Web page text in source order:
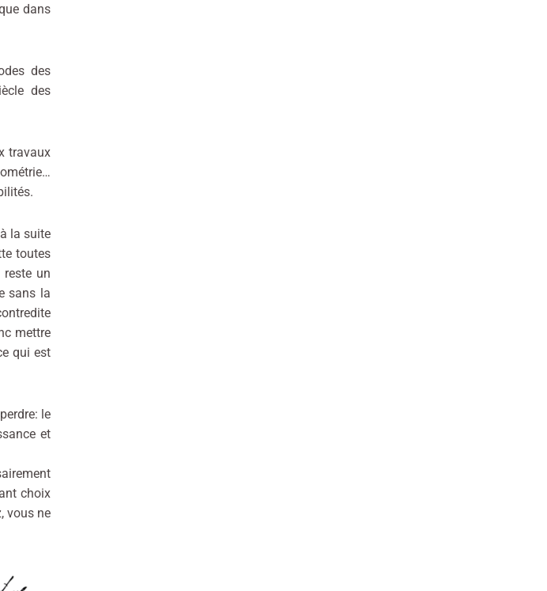
dans
des
des
travaux
la suite
toutes
un
sans la
mettre
qui est
le
et
choix
vous ne